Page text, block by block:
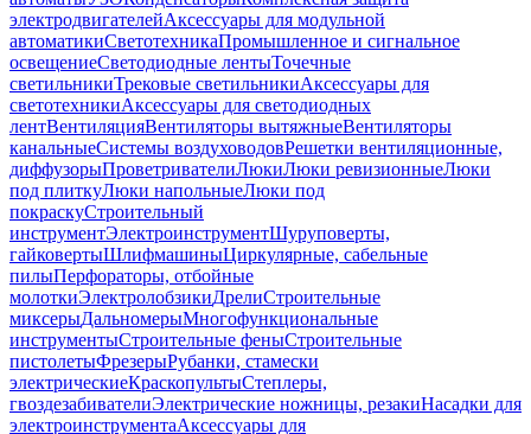
электродвигателейАксессуары для модульной
автоматикиСветотехникаПромышленное и сигнальное
освещениеСветодиодные лентыТочечные
светильникиТрековые светильникиАксессуары для
светотехникиАксессуары для светодиодных
лентВентиляцияВентиляторы вытяжныеВентиляторы
канальныеСистемы воздуховодовРешетки вентиляционные,
диффузорыПроветривателиЛюкиЛюки ревизионныеЛюки
под плиткуЛюки напольныеЛюки под
покраскуСтроительный
инструментЭлектроинструментШуруповерты,
гайковертыШлифмашиныЦиркулярные, сабельные
пилыПерфораторы, отбойные
молоткиЭлектролобзикиДрелиСтроительные
миксерыДальномерыМногофункциональные
инструментыСтроительные феныСтроительные
пистолетыФрезерыРубанки, стамески
электрическиеКраскопультыСтеплеры,
гвоздезабивателиЭлектрические ножницы, резакиНасадки для
электроинструментаАксессуары для